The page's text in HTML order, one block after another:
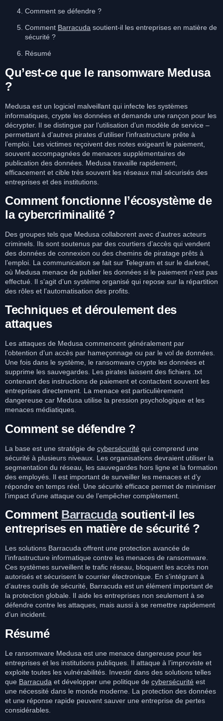
Comment se défendre ?
Comment Barracuda soutient-il les entreprises en matière de
sécurité ?
Résumé
Qu’est-ce que le ransomware Medusa
?
Medusa est un logiciel malveillant qui infecte les systèmes
informatiques, crypte les données et demande une rançon pour les
décrypter. Il se distingue par l’utilisation d’un modèle de service –
permettant à d’autres pirates d’utiliser l’infrastructure prête à
l’emploi. Les victimes reçoivent des notes exigeant le paiement,
souvent accompagnées de menaces supplémentaires de
publication des données. Medusa travaille rapidement,
efficacement et cible très souvent les réseaux mal sécurisés des
entreprises et des institutions.
Comment fonctionne l’écosystème de
la cybercriminalité ?
Des groupes tels que Medusa collaborent avec d’autres acteurs
criminels. Ils sont soutenus par des courtiers d’accès qui vendent
des données de connexion ou des chemins de piratage prêts à
l’emploi. La communication se fait sur Telegram et sur le darknet,
où Medusa menace de publier les données si le paiement n’est pas
effectué. Il s’agit d’un système organisé qui repose sur la répartition
des rôles et l’automatisation des profits.
Techniques et déroulement des
attaques
Les attaques de Medusa commencent généralement par
l’obtention d’un accès par hameçonnage ou par le vol de données.
Une fois dans le système, le ransomware crypte les données et
supprime les sauvegardes. Les pirates laissent des fichiers .txt
contenant des instructions de paiement et contactent souvent les
entreprises directement. La menace est particulièrement
dangereuse car Medusa utilise la pression psychologique et les
menaces médiatiques.
Comment se défendre ?
La base est une stratégie de cybersécurité qui comprend une
sécurité à plusieurs niveaux. Les organisations devraient utiliser la
segmentation du réseau, les sauvegardes hors ligne et la formation
des employés. Il est important de surveiller les menaces et d’y
répondre en temps réel. Une sécurité efficace permet de minimiser
l’impact d’une attaque ou de l’empêcher complètement.
Comment Barracudasoutient-il les
entreprises en matière de sécurité ?
Les solutions Barracuda offrent une protection avancée de
l’infrastructure informatique contre les menaces de ransomware.
Ces systèmes surveillent le trafic réseau, bloquent les accès non
autorisés et sécurisent le courrier électronique. En s’intégrant à
d’autres outils de sécurité, Barracuda est un élément important de
la protection globale. Il aide les entreprises non seulement à se
défendre contre les attaques, mais aussi à se remettre rapidement
d’un incident.
Résumé
Le ransomware Medusa est une menace dangereuse pour les
entreprises et les institutions publiques. Il attaque à l’improviste et
exploite toutes les vulnérabilités. Investir dans des solutions telles
que Barracuda et développer une politique de cybersécurité est
une nécessité dans le monde moderne. La protection des données
et une réponse rapide peuvent sauver une entreprise de pertes
considérables.